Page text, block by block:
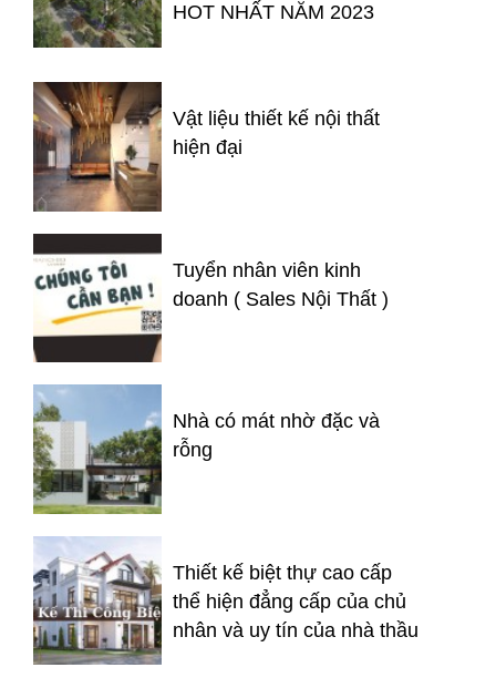
HOT NHẤT NĂM 2023
Vật liệu thiết kế nội thất
hiện đại
Tuyển nhân viên kinh
doanh ( Sales Nội Thất )
Nhà có mát nhờ đặc và
rỗng
Thiết kế biệt thự cao cấp
thể hiện đẳng cấp của chủ
nhân và uy tín của nhà thầu